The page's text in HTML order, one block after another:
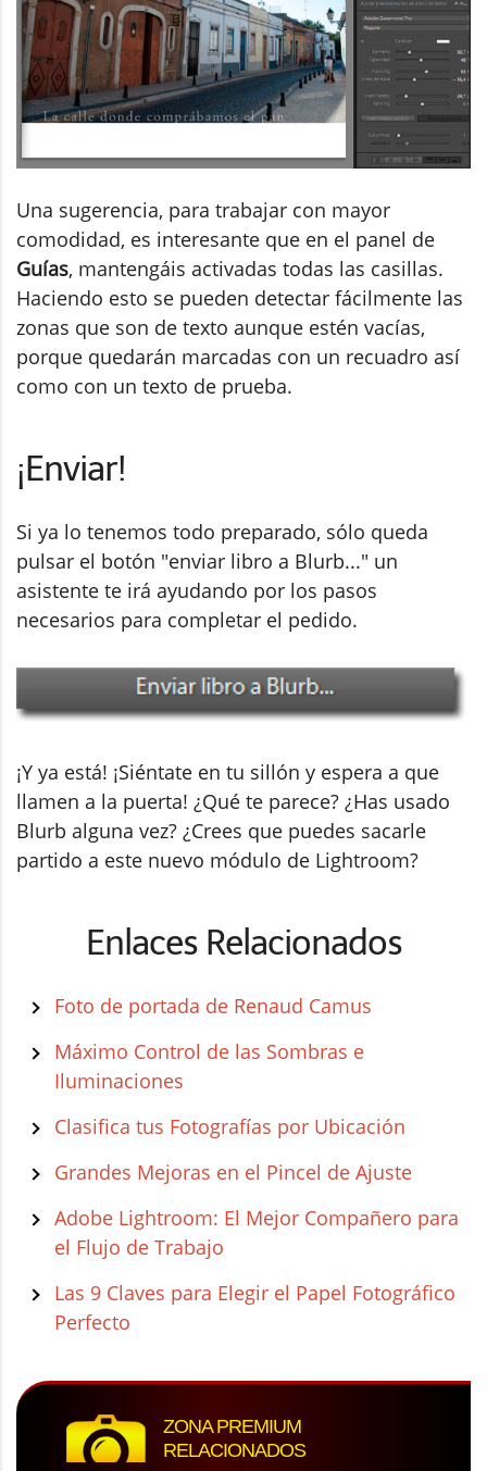
Una sugerencia, para trabajar con mayor
comodidad, es interesante que en el panel de
Guías, mantengáis activadas todas las casillas.
Haciendo esto se pueden detectar fácilmente las
zonas que son de texto aunque estén vacías,
porque quedarán marcadas con un recuadro así
como con un texto de prueba.
¡Enviar!
Si ya lo tenemos todo preparado, sólo queda
pulsar el botón "enviar libro a Blurb..." un
asistente te irá ayudando por los pasos
necesarios para completar el pedido.
¡Y ya está! ¡Siéntate en tu sillón y espera a que
llamen a la puerta! ¿Qué te parece? ¿Has usado
Blurb alguna vez? ¿Crees que puedes sacarle
partido a este nuevo módulo de Lightroom?
Enlaces Relacionados
Foto de portada de Renaud Camus
Máximo Control de las Sombras e
Iluminaciones
Clasifica tus Fotografías por Ubicación
Grandes Mejoras en el Pincel de Ajuste
Adobe Lightroom: El Mejor Compañero para
el Flujo de Trabajo
Las 9 Claves para Elegir el Papel Fotográfico
Perfecto
ZONA PREMIUM
RELACIONADOS